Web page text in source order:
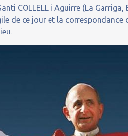
COLLELL i Aguirre (La Garriga,
de ce jour et la correspondance